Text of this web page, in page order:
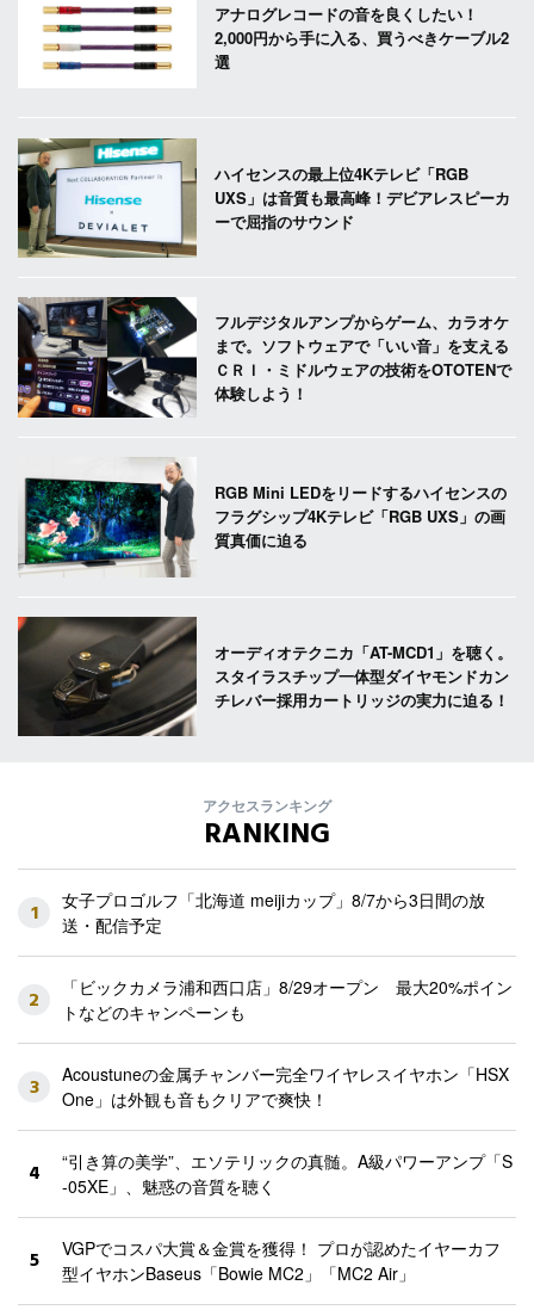
アナログレコードの音を良くしたい！
2,000円から手に入る、買うべきケーブル2
選
ハイセンスの最上位4Kテレビ「RGB
UXS」は音質も最高峰！デビアレスピーカ
ーで屈指のサウンド
フルデジタルアンプからゲーム、カラオケ
まで。ソフトウェアで「いい音」を支える
ＣＲＩ・ミドルウェアの技術をOTOTENで
体験しよう！
RGB Mini LEDをリードするハイセンスの
フラグシップ4Kテレビ「RGB UXS」の画
質真価に迫る
オーディオテクニカ「AT-MCD1」を聴く。
スタイラスチップ一体型ダイヤモンドカン
チレバー採用カートリッジの実力に迫る！
アクセスランキング
RANKING
1
女子プロゴルフ「北海道 meijiカップ」8/7から3日間の放
送・配信予定
2
「ビックカメラ浦和西口店」8/29オープン 最大20%ポイン
トなどのキャンペーンも
3
Acoustuneの金属チャンバー完全ワイヤレスイヤホン「HSX
One」は外観も音もクリアで爽快！
4
“引き算の美学”、エソテリックの真髄。A級パワーアンプ「S
-05XE」、魅惑の音質を聴く
5
VGPでコスパ大賞＆金賞を獲得！ プロが認めたイヤーカフ
型イヤホンBaseus「Bowie MC2」「MC2 Air」